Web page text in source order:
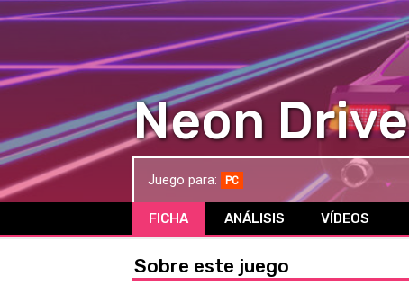
Neon Drive
Juego para: PC
FICHA ANÁLISIS VÍDEOS
Sobre este juego